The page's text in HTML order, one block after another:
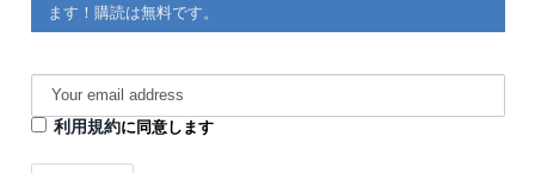
ます！購読は無料です。
利用規約に同意します